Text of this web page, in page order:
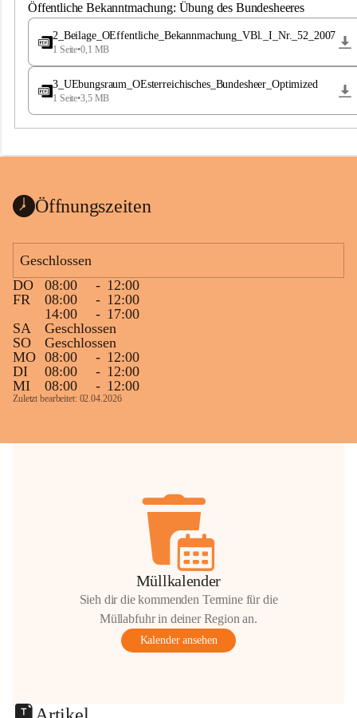
e
a
Öffentliche Bekanntmachung: Übung des Bundesheeres
2_Beilage_OEffentliche_Bekannmachung_VBl._I_Nr._52_2007
1 Seite•0,1 MB
3_UEbungsraum_OEsterreichisches_Bundesheer_Optimized
1 Seite•3,5 MB
Öffnungszeiten
Geschlossen
DO
08:00 - 12:00
FR
08:00 - 12:00
14:00
- 17:00
SA
Geschlossen
SO
Geschlossen
MO 08:00 - 12:00
DI
08:00 - 12:00
MI
08:00 - 12:00
Zuletzt bearbeitet: 02.04.2026
Müllkalender
Sieh dir die kommenden Termine für die
Müllabfuhr in deiner Region an.
Kalender ansehen